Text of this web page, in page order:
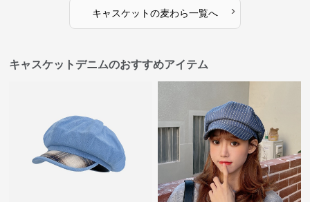
キャスケットの麦わら一覧へ ›
キャスケットデニムのおすすめアイテム